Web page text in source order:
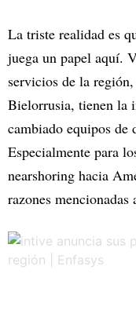
La triste realidad es
juega un papel aquí.
servicios de la
Bielorrusia, tienen la
cambiado equipos de
Especialmente para
nearshoring hacia
razones mencionadas